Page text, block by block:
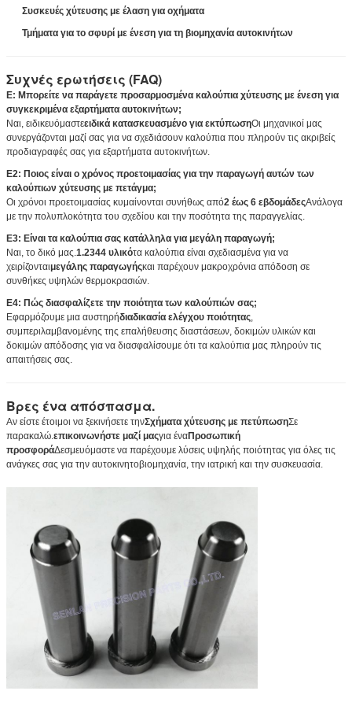
Συσκευές χύτευσης με έλαση για οχήματα
Τμήματα για το σφυρί με ένεση για τη βιομηχανία αυτοκινήτων
Συχνές ερωτήσεις (FAQ)
Ε: Μπορείτε να παράγετε προσαρμοσμένα καλούπια χύτευσης με ένεση για
συγκεκριμένα εξαρτήματα αυτοκινήτων;
Ναι, ειδικευόμαστεειδικά κατασκευασμένο για εκτύπωσηΟι μηχανικοί μας
συνεργάζονται μαζί σας για να σχεδιάσουν καλούπια που πληρούν τις ακριβείς
προδιαγραφές σας για εξαρτήματα αυτοκινήτων.
Ε2: Ποιος είναι ο χρόνος προετοιμασίας για την παραγωγή αυτών των
καλούπιων χύτευσης με πετάγμα;
Οι χρόνοι προετοιμασίας κυμαίνονται συνήθως από2 έως 6 εβδομάδεςΑνάλογα
με την πολυπλοκότητα του σχεδίου και την ποσότητα της παραγγελίας.
Ε3: Είναι τα καλούπια σας κατάλληλα για μεγάλη παραγωγή;
Ναι, το δικό μας.1.2344 υλικότα καλούπια είναι σχεδιασμένα για να
χειρίζονταιμεγάλης παραγωγήςκαι παρέχουν μακροχρόνια απόδοση σε
συνθήκες υψηλών θερμοκρασιών.
Ε4: Πώς διασφαλίζετε την ποιότητα των καλούπιών σας;
Εφαρμόζουμε μια αυστηρήδιαδικασία ελέγχου ποιότητας,
συμπεριλαμβανομένης της επαλήθευσης διαστάσεων, δοκιμών υλικών και
δοκιμών απόδοσης για να διασφαλίσουμε ότι τα καλούπια μας πληρούν τις
απαιτήσεις σας.
Βρες ένα απόσπασμα.
Αν είστε έτοιμοι να ξεκινήσετε τηνΣχήματα χύτευσης με πετύπωσηΣε
παρακαλώ.επικοινωνήστε μαζί μαςγια έναΠροσωπική
προσφοράΔεσμευόμαστε να παρέχουμε λύσεις υψηλής ποιότητας για όλες τις
ανάγκες σας για την αυτοκινητοβιομηχανία, την ιατρική και την συσκευασία.